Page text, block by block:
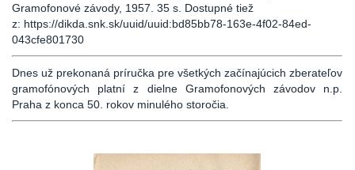
Gramofonové závody, 1957. 35 s. Dostupné tiež
z: https://dikda.snk.sk/uuid/uuid:bd85bb78-163e-4f02-84ed-
043cfe801730
Dnes už prekonaná príručka pre všetkých začínajúcich zberateľov
gramofónových platní z dielne Gramofonových závodov n.p.
Praha z konca 50. rokov minulého storočia.